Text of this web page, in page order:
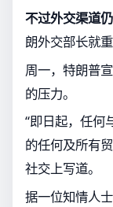
不过外交渠道仍
朗外交部长就
周一，特朗普
的压力。
“即日起，任何
的任何及所有
社交上写道。
据一位知情人